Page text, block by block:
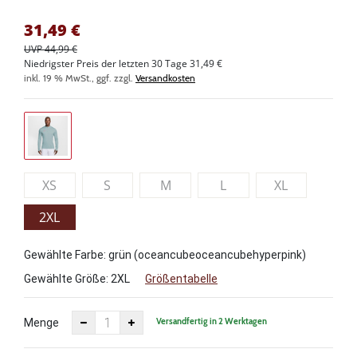
31,49 €
UVP 44,99 €
Niedrigster Preis der letzten 30 Tage 31,49 €
inkl. 19 % MwSt., ggf. zzgl. Versandkosten
XS S M L
XL
2XL
Gewählte Farbe: grün (oceancubeoceancubehyperpink)
Gewählte Größe: 2XL Größentabelle
Menge Versandfertig in 2 Werktagen